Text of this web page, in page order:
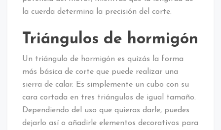
la cuerda determina la precisión del corte.
Triángulos de hormigón
Un triángulo de hormigón es quizás la forma
más básica de corte que puede realizar una
sierra de calar. Es simplemente un cubo con su
cara cortada en tres triángulos de igual tamaño.
Dependiendo del uso que quieras darle, puedes
dejarlo así o añadirle elementos decorativos para